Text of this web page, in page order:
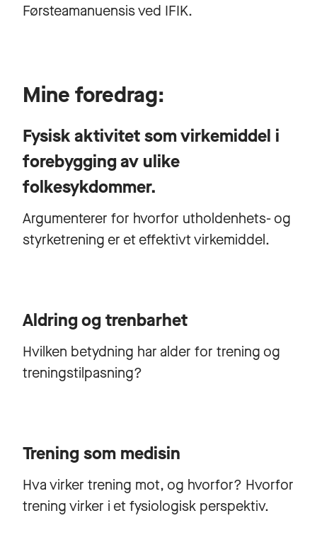
Førsteamanuensis ved IFIK.
Mine foredrag:
Fysisk aktivitet som virkemiddel i
forebygging av ulike
folkesykdommer.
Argumenterer for hvorfor utholdenhets- og
styrketrening er et effektivt virkemiddel.
Aldring og trenbarhet
Hvilken betydning har alder for trening og
treningstilpasning?
Trening som medisin
Hva virker trening mot, og hvorfor? Hvorfor
trening virker i et fysiologisk perspektiv.